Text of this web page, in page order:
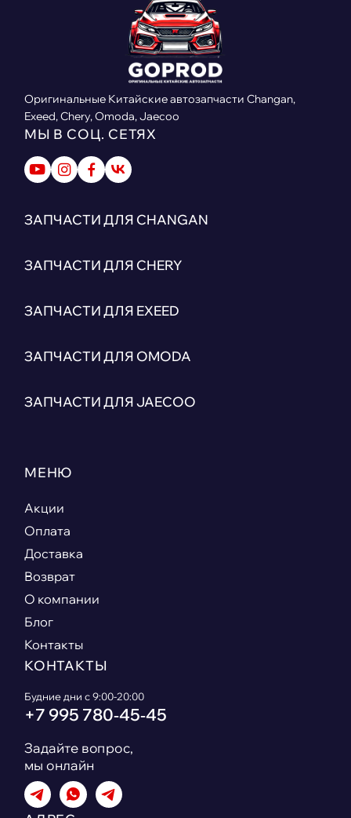
Оригинальные Китайские автозапчасти Changan,
Exeed, Chery, Omoda, Jaecoo
МЫ В СОЦ. СЕТЯХ
ЗАПЧАСТИ ДЛЯ CHANGAN
ЗАПЧАСТИ ДЛЯ CHERY
ЗАПЧАСТИ ДЛЯ EXEED
ЗАПЧАСТИ ДЛЯ OMODA
ЗАПЧАСТИ ДЛЯ JAECOO
МЕНЮ
Акции
Оплата
Доставка
Возврат
О компании
Блог
Контакты
КОНТАКТЫ
Будние дни с 9:00-20:00
+7 995 780‑45‑45
Задайте вопрос,
мы онлайн